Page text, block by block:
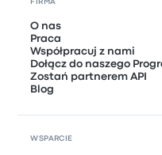
FIRMA
O nas
Praca
Współpracuj z nami
Dołącz do naszego
Zostań partnerem API
Blog
WSPARCIE